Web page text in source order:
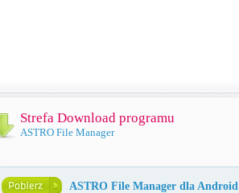
Strefa Download programu
ASTRO File Manager
ASTRO File Manager dla Android